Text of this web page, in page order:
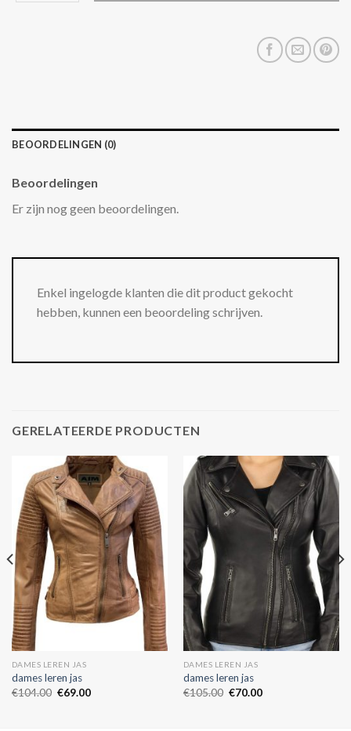
BEOORDELINGEN (0)
Beoordelingen
Er zijn nog geen beoordelingen.
Enkel ingelogde klanten die dit product gekocht
hebben, kunnen een beoordeling schrijven.
GERELATEERDE PRODUCTEN
DAMES LEREN JAS
dames leren jas
€104.00 €69.00
DAMES LEREN JAS
dames leren jas
€105.00 €70.00